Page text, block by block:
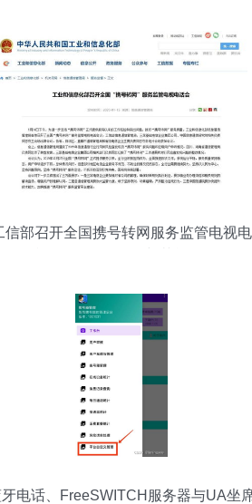
信部召开全国携号转网服务监管电视电
电话、FreeSWITCH服务器与UA坐